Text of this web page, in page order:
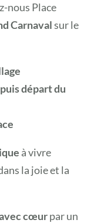
nous Place
Carnavalsur le
départ du
à vivre
la joie et la
cœurpar un